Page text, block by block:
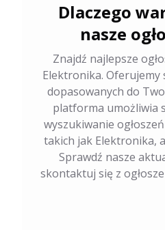
Dlaczego
nasze
Znajdź najlepsze
Elektronika.
dopasowanych do
platforma umożliwia
wyszukiwanie
takich jak Elektronika,
Sprawdź nasze
skontaktuj się z